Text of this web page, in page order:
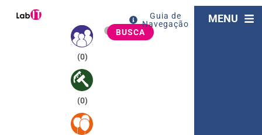
(0)
(0)
BUSCA
Guia de
Navegação
MENU